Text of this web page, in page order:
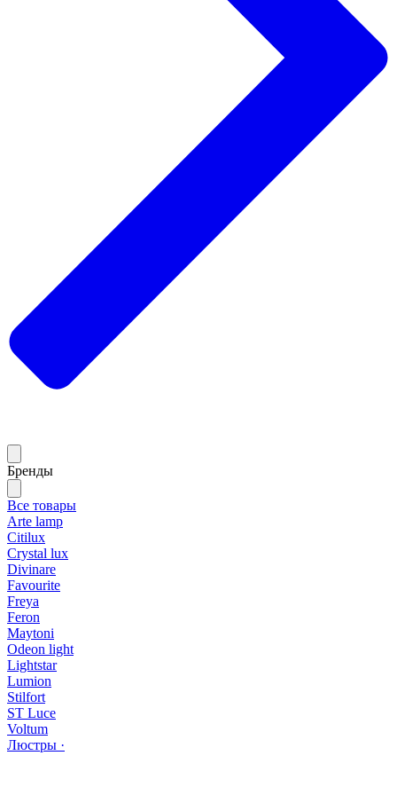
Бренды
Все товары
Arte lamp
Citilux
Crystal lux
Divinare
Favourite
Freya
Feron
Maytoni
Odeon light
Lightstar
Lumion
Stilfort
ST Luce
Voltum
Люстры ·